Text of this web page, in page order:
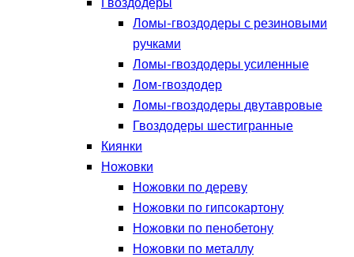
Ломы-гвоздодеры с резиновыми
ручками
Ломы-гвоздодеры усиленные
Лом-гвоздодер
Ломы-гвоздодеры двутавровые
Гвоздодеры шестигранные
Киянки
Ножовки
Ножовки по дереву
Ножовки по гипсокартону
Ножовки по пенобетону
Ножовки по металлу